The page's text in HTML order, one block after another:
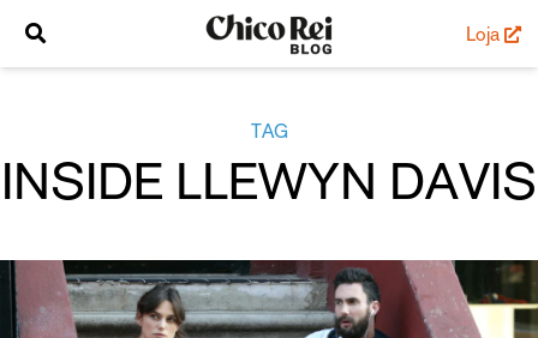
Loja
TAG
INSIDE LLEWYN DAVIS